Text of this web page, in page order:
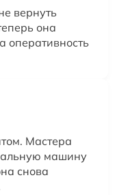
вернуть
она
оперативность
Мастера
машину
снова